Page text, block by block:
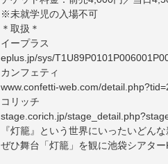
※未就学児の入場不可
＊取扱＊
イープラス
eplus.jp/sys/
カンフェティ
www.confetti-web.com/
コリッチ
stage.corich.jp/
『灯籠』という世界にいったいどん
ぜひ舞台「灯籠」を観に池袋シアター